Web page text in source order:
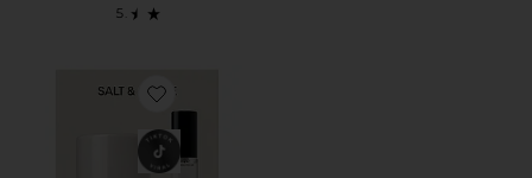
Favorite НАБОР ДЕЗОДОРАНТА И ДУХОВ SANTAL &